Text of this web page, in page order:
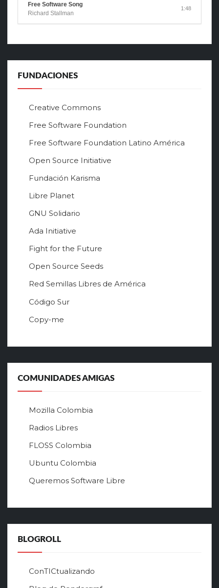
Free Software Song
Richard Stallman
1:48
FUNDACIONES
Creative Commons
Free Software Foundation
Free Software Foundation Latino América
Open Source Initiative
Fundación Karisma
Libre Planet
GNU Solidario
Ada Initiative
Fight for the Future
Open Source Seeds
Red Semillas Libres de América
о
и
л
ь
й
а
т
л
ч
о
в
о
Código Sur
Copy-me
COMUNIDADES AMIGAS
Mozilla Colombia
Radios Libres
FLOSS Colombia
Ubuntu Colombia
Queremos Software Libre
BLOGROLL
ConTICtualizando